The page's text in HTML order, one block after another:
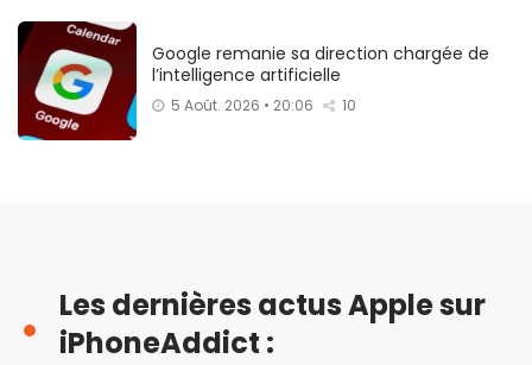
Google remanie sa direction chargée de
l’intelligence artificielle
5 Août. 2026 • 20:06 10
Les dernières actus Apple sur
iPhoneAddict :